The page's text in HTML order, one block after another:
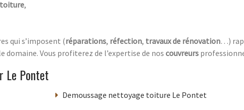
toiture,
qui s’imposent (réparations, réfection, travaux de rénovation…)
domaine. Vous profiterez de l’expertise de nos couvreurs
Le Pontet
Demoussage nettoyage toiture Le Pontet